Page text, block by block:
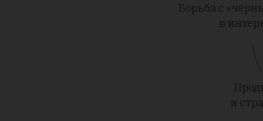
и
Борьба с
в